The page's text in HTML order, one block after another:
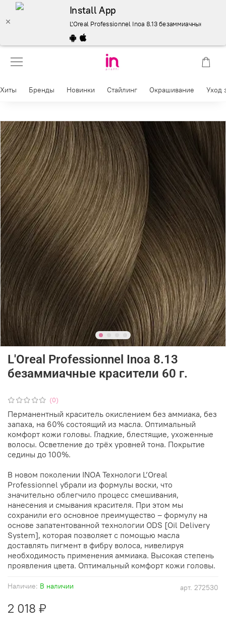
Install App
L'Oreal Professionnel Inoa 8.13 безаммиачные
Хиты Бренды Новинки Стайлинг Окрашивание Уход
(0)
арт. 272530
Наличие: В наличии
L'Oreal Professionnel Inoa 8.13
безаммиачные красители 60 г.
2 018 ₽
Перманентный краситель окислением без аммиака, без
запаха, на 60% состоящий из масла. Оптимальный
комфорт кожи головы. Гладкие, блестящие, ухоженные
волосы. Осветление до трёх уровней тона. Покрытие
седины до 100%.
В новом поколении INOA Технологи L’Oreal
Professionnel убрали из формулы воски, что
значительно облегчило процесс смешивания,
нанесения и смывания красителя. При этом мы
сохранили его основное преимущество – формулу на
основе запатентованной технологии ODS [Oil Delivery
System], которая позволяет с помощью масла
доставлять пигмент в фибру волоса, нивелируя
необходимость применения аммиака. Высокая степень
проявления цвета. Оптимальный комфорт кожи головы.